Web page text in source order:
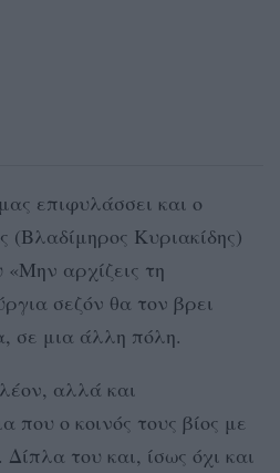
επιφυλάσσει και ο
(Βλαδίμηρος Κυριακίδης)
«Μην αρχίζεις τη
σεζόν θα τον βρει
σε μια άλλη πόλη.
αλλά και
που ο κοινός τους βίος με
του και, ίσως όχι και